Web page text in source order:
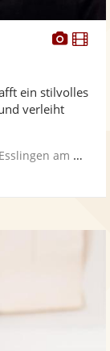
Fotos
ein stilvolles
verleiht
am Neckar